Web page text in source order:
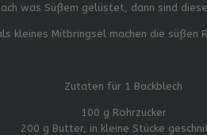
was Süßem gelüstet, dann sind
kleines Mitbringsel machen die süßen
Zutaten für 1 Backblech
100 g Rohrzucker
200 g Butter, in kleine Stücke